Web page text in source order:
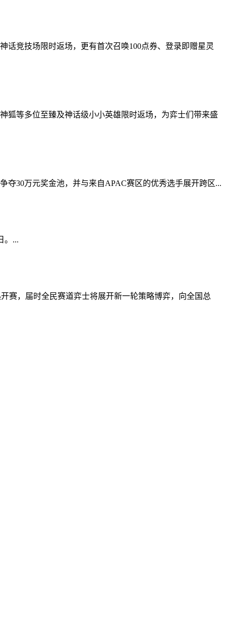
话竞技场限时返场，更有首次召唤100点券、登录即赠星灵
狐等多位至臻及神话级小小英雄限时返场，为弈士们带来盛
夺30万元奖金池，并与来自APAC赛区的优秀选手展开跨区...
。...
赛，届时全民赛道弈士将展开新一轮策略博弈，向全国总